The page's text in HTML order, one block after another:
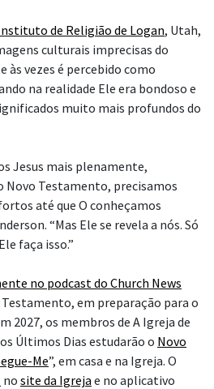
de Religião de Logan, Utah,
culturais imprecisas do
às vezes é percebido como
na realidade Ele era bondoso e
muito mais profundos do
Jesus mais plenamente,
Novo Testamento, precisamos
até que O conheçamos
“Mas Ele se revela a nós. Só
faça isso.”
no podcast do Church News
em preparação para o
2027, os membros de A Igreja de
Últimos Dias estudarão o Novo
Me”, em casa e na Igreja. O
no site da Igreja e no aplicativo